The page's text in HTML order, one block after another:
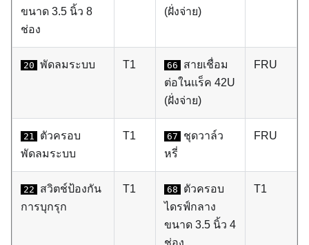
ขนาด 3.5 นิ้ว 8
ช่อง
(ฝั่งจ่าย)
20 พัดลมระบบ T1 66
สายเชื่อม
ต่อในแร็ค 42U
(ฝั่งจ่าย)
FRU
21
ตัวครอบ
พัดลมระบบ
T1 67
ชุดวาล์ว
หรี่
FRU
22
สวิตช์ป้องกัน
การบุกรุก
T1 68
ตัวครอบ
ไดรฟ์กลาง
ขนาด 3.5 นิ้ว 4
ช่อง
T1